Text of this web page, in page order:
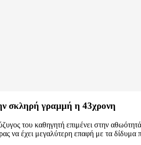
σκληρή γραμμή η 43χρονη
του καθηγητή επιμένει στην αθωότητά
να έχει μεγαλύτερη επαφή με τα δίδυμα